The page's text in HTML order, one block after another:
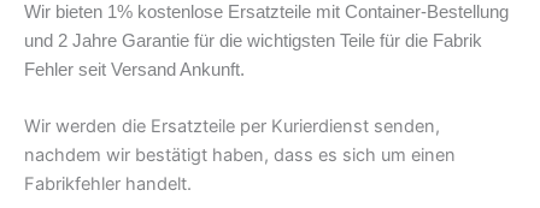
Seite der Wasserquelle
Durchmesser
Verpackungsgröße (mm)
Wir bieten 1% kostenlose Ersatzteile mit Container-Bestellung
und 2 Jahre Garantie für die wichtigsten Teile für die Fabrik
Fehler seit Versand Ankunft.
Wir werden die Ersatzteile per Kurierdienst senden,
nachdem wir bestätigt haben, dass es sich um einen
Fabrikfehler handelt.